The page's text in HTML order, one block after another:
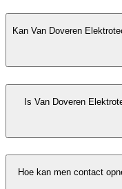
Kan Van Doveren
Is Van Doveren
Hoe kan men contact